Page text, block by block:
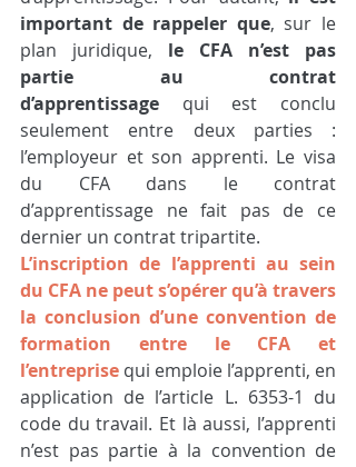
important de rappeler que, sur le
plan juridique, le CFA n’est pas
partie au contrat
d’apprentissage qui est conclu
seulement entre deux parties :
l’employeur et son apprenti. Le visa
du CFA dans le contrat
d’apprentissage ne fait pas de ce
dernier un contrat tripartite.
L’inscription de l’apprenti au sein
du CFA ne peut s’opérer qu’à travers
la conclusion d’une convention de
formation entre le CFA et
l’entreprise qui emploie l’apprenti, en
application de l’article L. 6353-1 du
code du travail. Et là aussi, l’apprenti
n’est pas partie à la convention de